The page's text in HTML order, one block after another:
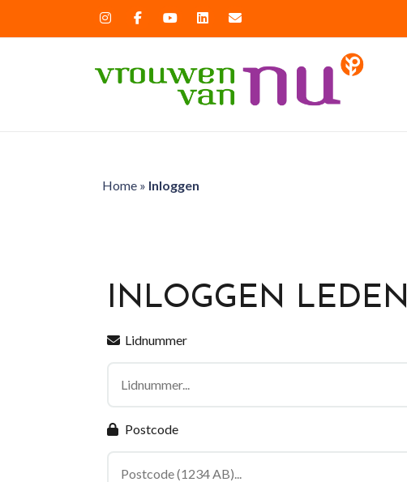
Home» Inloggen
INLOGGEN LEDEN
Lidnummer
Postcode